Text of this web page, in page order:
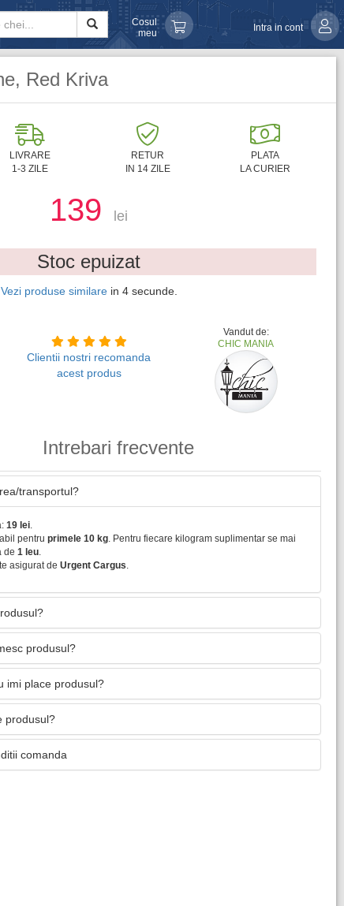
Cosul
meu
Intra in cont
Red Kriva
LIVRARE
1-3 ZILE
RETUR
IN 14 ZILE
PLATA
LA CURIER
139 lei
Stoc epuizat
Vezi produse similare in 3secunde.
Clientii nostri recomanda
acest produs
Vandut de:
CHIC MANIA
Intrebari frecvente
transportul?
19 lei.
pentru primele 10 kg. Pentru fiecare kilogram suplimentar se mai
de 1 leu.
asigurat de Urgent Cargus.
produsul?
imi place produsul?
produsul?
comanda